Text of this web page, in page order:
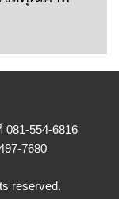
554-6816
7680
reserved.